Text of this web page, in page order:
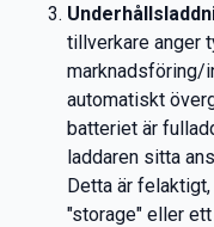
tillverkare anger
marknadsföring/
automatiskt
batteriet är
laddaren sitta
Detta är
"storage" eller